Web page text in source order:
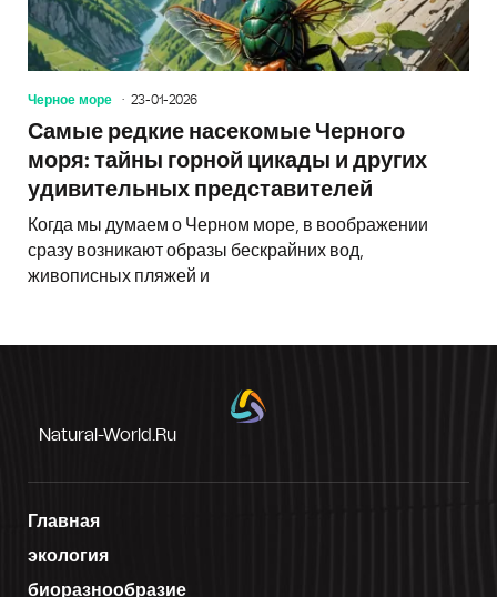
Черное море 23-01-2026
Самые редкие насекомые Черного
моря: тайны горной цикады и других
удивительных представителей
Когда мы думаем о Черном море, в воображении
сразу возникают образы бескрайних вод,
живописных пляжей и
Natural-World.ru
Главная
экология
биоразнообразие